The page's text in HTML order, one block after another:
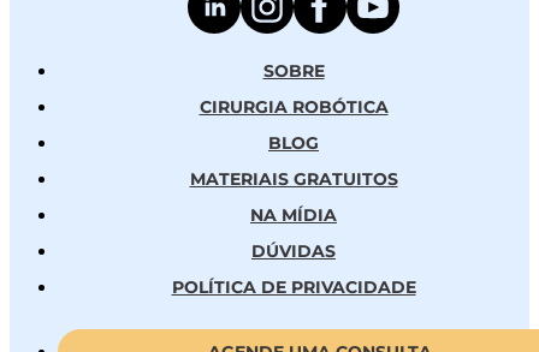
SOBRE
CIRURGIA ROBÓTICA
BLOG
MATERIAIS GRATUITOS
NA MÍDIA
DÚVIDAS
POLÍTICA DE PRIVACIDADE